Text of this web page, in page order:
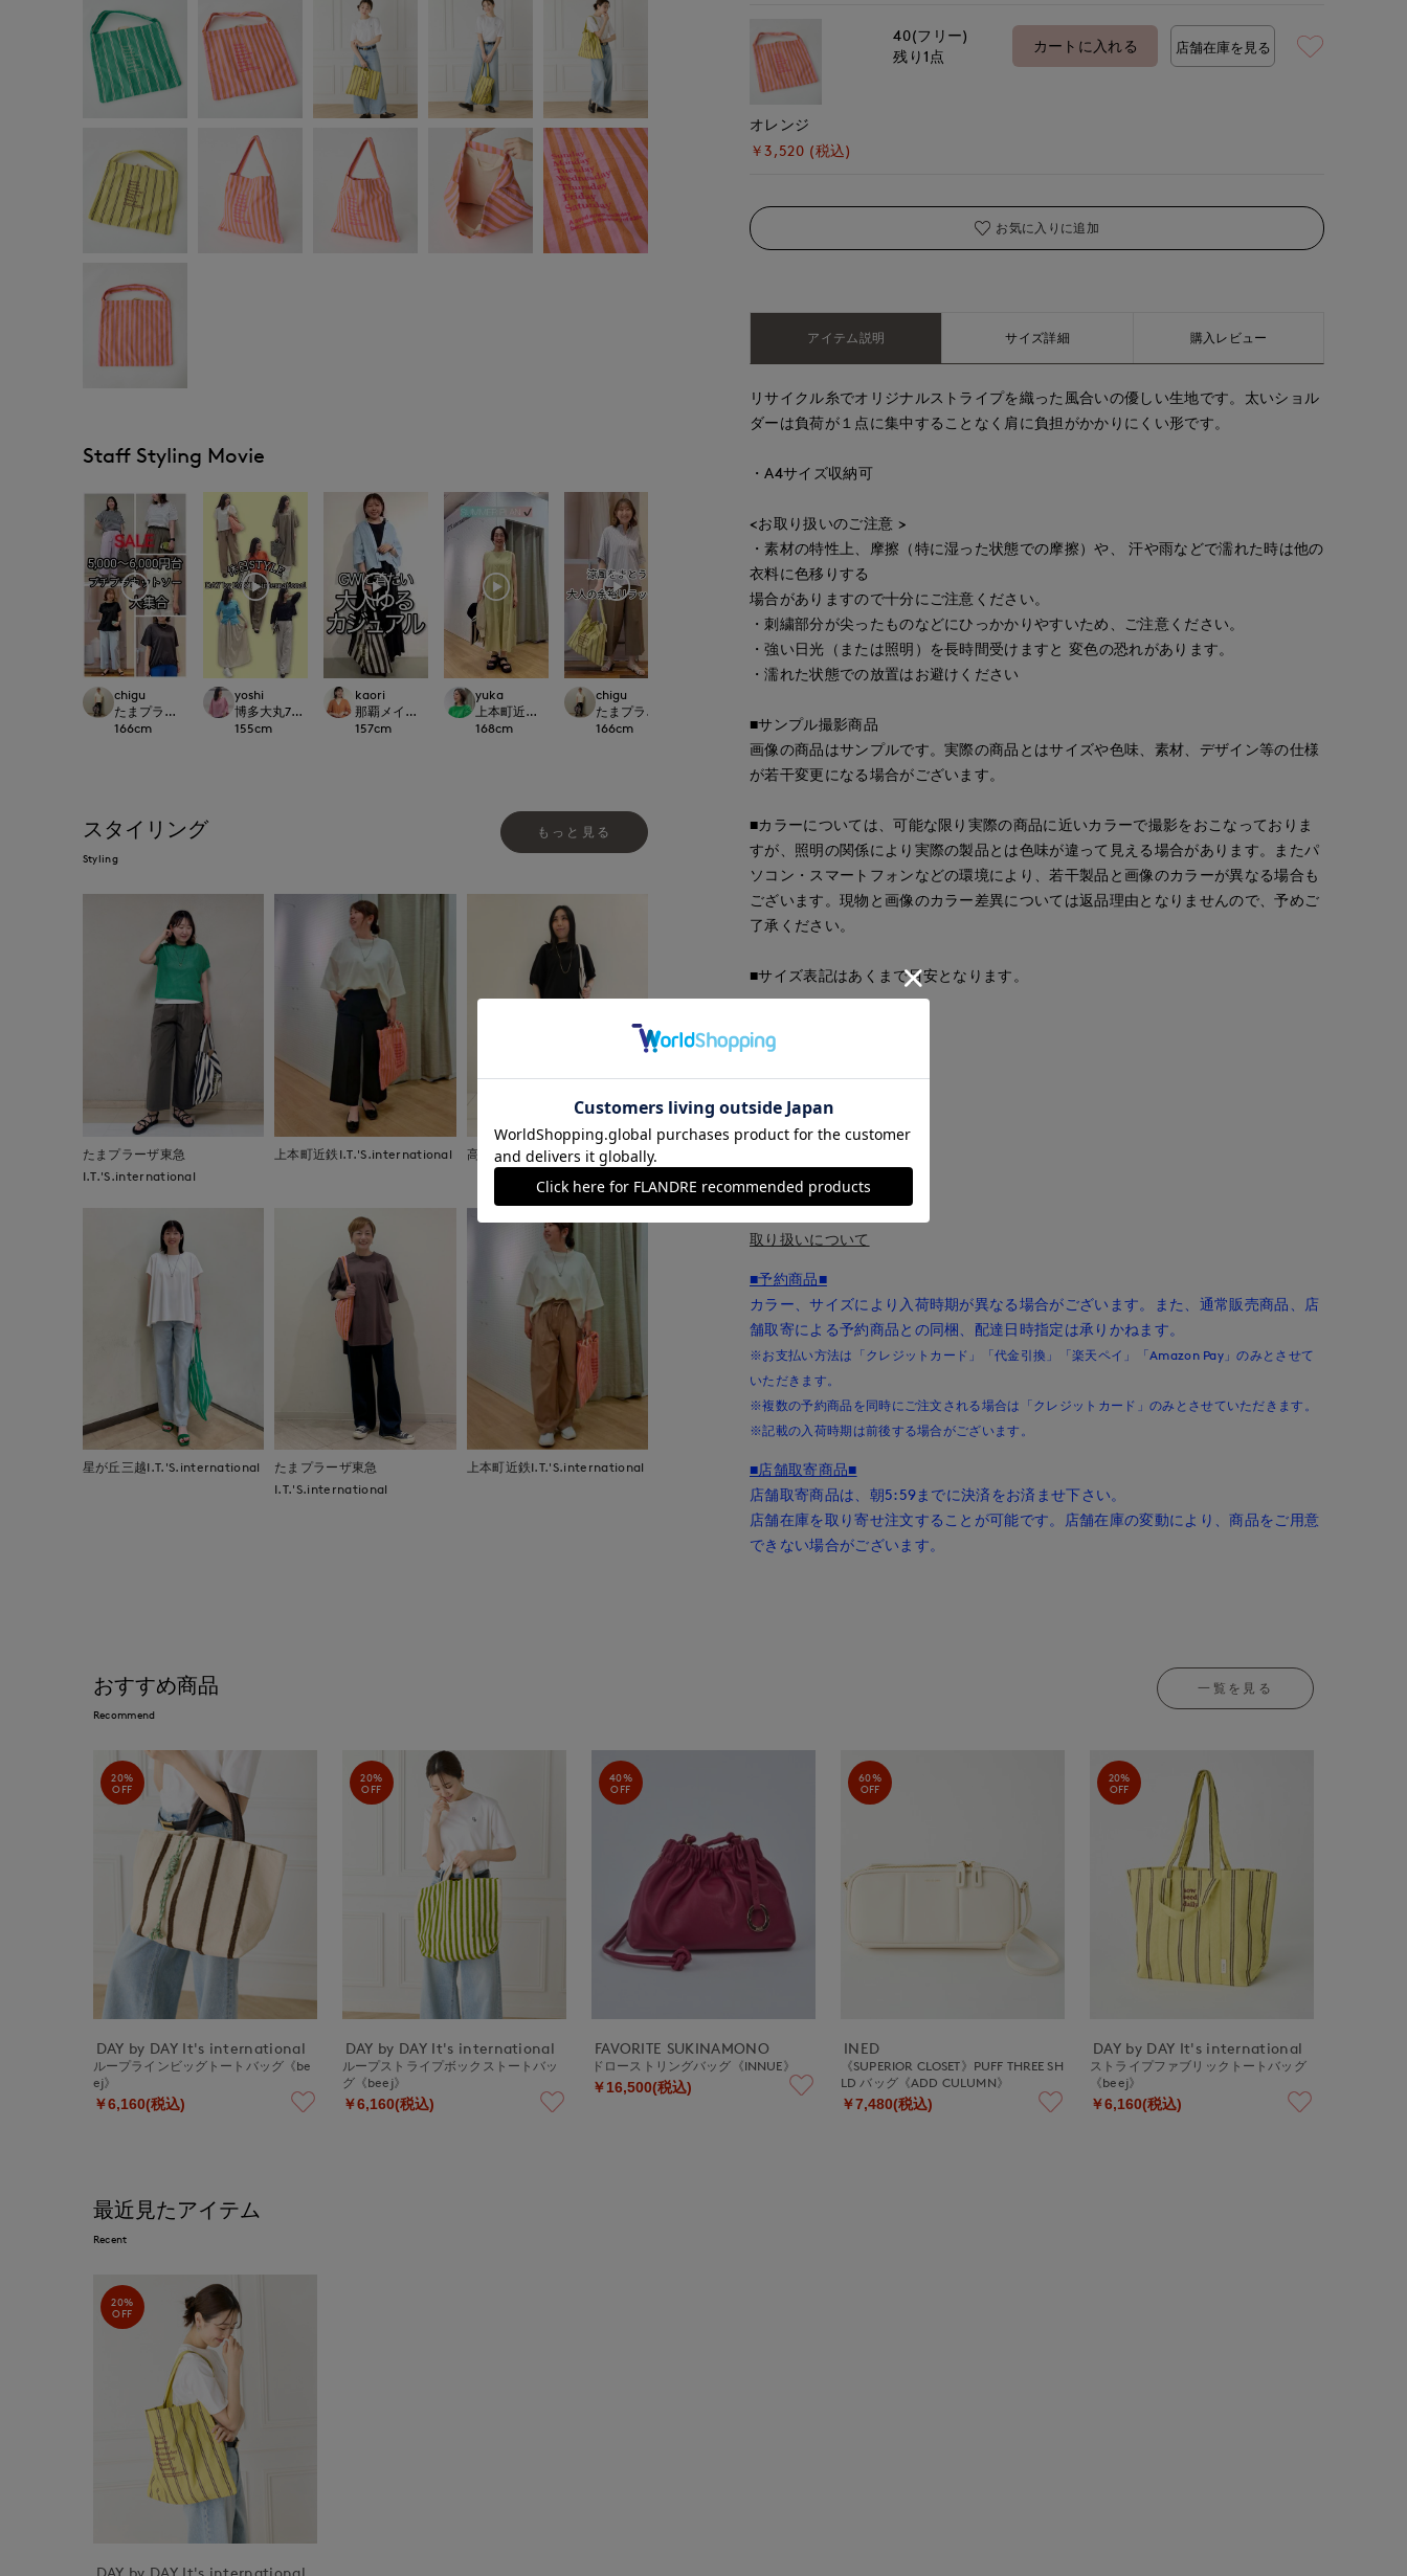
Staff Styling Movie
chigu
たまプラーザ東急I.T.'S.international
166cm
yoshi
博多大丸7-IDconcept.
155cm
kaori
那覇メインプレイスI.T.'S.international
157cm
yuka
上本町近鉄I.T.'S.international
168cm
chigu
たまプラーザ東急I.T.'S.international
166cm cm
162cm
スタイリング
Styling
もっと見る
たまプラーザ東急
I.T.'S.international
上本町近鉄I.T.'S.international 高松三越INED
星が丘三越I.T.'S.international
たまプラーザ東急
I.T.'S.international
上本町近鉄I.T.'S.international
オレンジ
￥3,520 (税込)
40(フリー)
残り1点
カートに入れる 店舗在庫を見る
お気に入りに追加
アイテム説明 サイズ詳細 購入レビュー
リサイクル糸でオリジナルストライプを織った風合いの優しい生地です。太いショル
ダーは負荷が１点に集中することなく肩に負担がかかりにくい形です。
・A4サイズ収納可
<お取り扱いのご注意 >
・素材の特性上、摩擦（特に湿った状態での摩擦）や、 汗や雨などで濡れた時は他の
衣料に色移りする
場合がありますので十分にご注意ください。
・刺繍部分が尖ったものなどにひっかかりやすいため、ご注意ください。
・強い日光（または照明）を長時間受けますと 変色の恐れがあります。
・濡れた状態での放置はお避けください
■サンプル撮影商品
画像の商品はサンプルです。実際の商品とはサイズや色味、素材、デザイン等の仕様
が若干変更になる場合がございます。
■カラーについては、可能な限り実際の商品に近いカラーで撮影をおこなっておりま
すが、照明の関係により実際の製品とは色味が違って見える場合があります。またパ
ソコン・スマートフォンなどの環境により、若干製品と画像のカラーが異なる場合も
ございます。現物と画像のカラー差異については返品理由となりませんので、予めご
了承ください。
■サイズ表記はあくまで目安となります。
62201002
■原産国
インド製
■クオリティ
綿 ポリエステル
■取扱い方法
取り扱いについて
■予約商品■
カラー、サイズにより入荷時期が異なる場合がございます。また、通常販売商品、店
舗取寄による予約商品との同梱、配達日時指定は承りかねます。
※お支払い方法は「クレジットカード」「代金引換」「楽天ペイ」「Amazon Pay」のみとさせて
いただきます。
※複数の予約商品を同時にご注文される場合は「クレジットカード」のみとさせていただきます。
※記載の入荷時期は前後する場合がございます。
■店舗取寄商品■
店舗取寄商品は、朝5:59までに決済をお済ませ下さい。
店舗在庫を取り寄せ注文することが可能です。店舗在庫の変動により、商品をご用意
できない場合がございます。
おすすめ商品
Recommend
一覧を見る
20%
OFF
DAY by DAY It's international
ループラインビッグトートバッグ《be
ej》
￥6,160(税込)
20%
OFF
DAY by DAY It's international
ループストライプボックストートバッ
グ《beej》
￥6,160(税込)
40%
OFF
FAVORITE SUKINAMONO
ドローストリングバッグ《INNUE》
￥16,500(税込)
60%
OFF
INED
《SUPERIOR CLOSET》PUFF THREE SH
LD バッグ《ADD CULUMN》
￥7,480(税込)
20%
OFF
DAY by DAY It's international
ストライプファブリックトートバッグ
《beej》
￥6,160(税込)
最近見たアイテム
Recent
20%
OFF
DAY by DAY It's international